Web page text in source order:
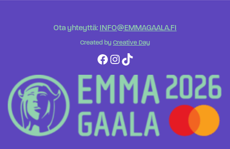
Ota yhteyttä: INFO@EMMAGAALA.FI
Created by Creative Day